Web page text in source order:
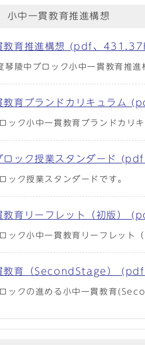
中一貫教育推進構想
教育推進構想 (pdf、
琴陵中ブロック小中一貫教育推進
教育ブランドカリキュラム
ック小中一貫教育ブランドカリ
ロック授業スタンダード
ック授業スタンダードです。
教育リーフレット（初版）
ック小中一貫教育リーフレット
教育（SecondStage）
ックの進める小中一貫教育